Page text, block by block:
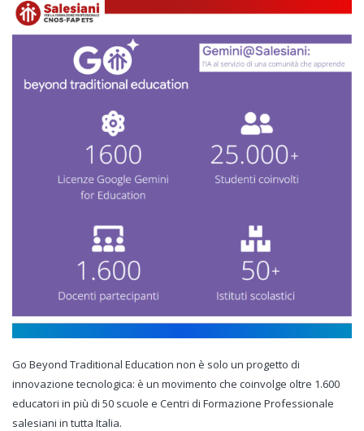
Go Beyond Traditional Education non è solo un progetto di
innovazione tecnologica: è un movimento che coinvolge oltre 1.600
educatori in più di 50 scuole e Centri di Formazione Professionale
salesiani in tutta Italia.